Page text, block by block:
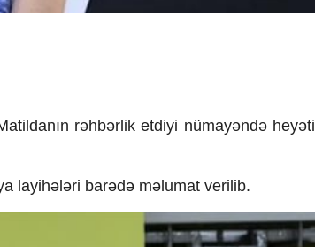
rəhbərlik etdiyi nümayəndə heyəti
layihələri barədə məlumat verilib.